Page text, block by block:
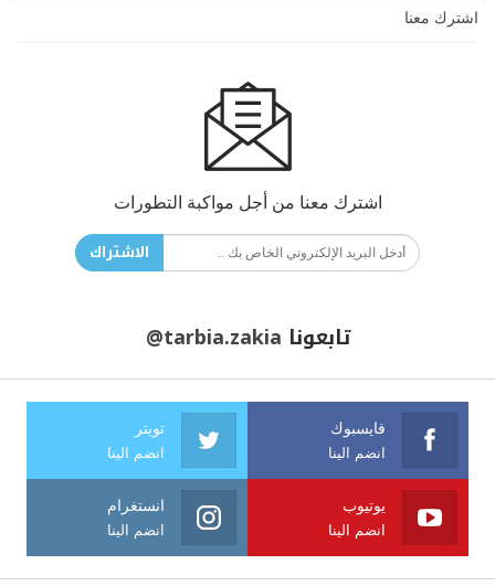
اشترك معنا
اشترك معنا من أجل مواكبة التطورات
الاشتراك
تابعونا @tarbia.zakia
فايسبوك
انضم الينا
تويتر
انضم الينا
يوتيوب
انضم الينا
انستغرام
انضم الينا